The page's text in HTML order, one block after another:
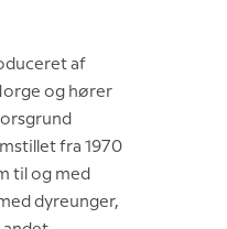
af
og hører
fra 1970
til og med
dyreunger,